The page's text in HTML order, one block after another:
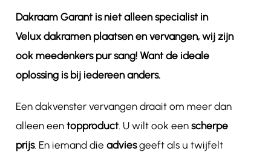
Dakraam Garant is niet alleen specialist in
Velux dakramen plaatsen en vervangen, wij zijn
ook meedenkers pur sang! Want de ideale
oplossing is bij iedereen anders.
Een dakvenster vervangen draait om meer dan
alleen een topproduct. U wilt ook een scherpe
prijs. En iemand die adviesgeeft als u twijfelt